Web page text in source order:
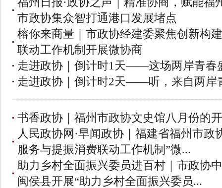
市政协集众智打通港口发展堵点
榕你来商量｜市政协经建委聚焦创新构
联动工作机制开展微协商
走进政协｜倒计时1天——这场两岸青春
走进政协｜倒计时2天——听，来自两岸
书香政协｜福州市政协文史馆八月份的
人民政协网·早闻政协｜福建省福州市政
服务与提振消费联动工作机制”微...
助力乡村全面振兴委员进百村｜市政协
闽侯县开展“助力乡村全面振兴委员...